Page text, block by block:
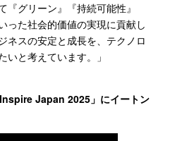
グリーン』『持続可能性』
った社会的価値の実現に貢献し
ネスの安定と成長を、テクノロ
いと考えています。」
Inspire Japan 2025 」にイートン